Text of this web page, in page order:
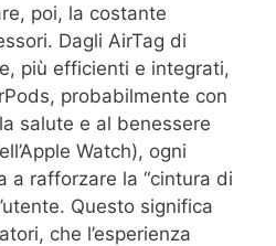
poi, la costante
Dagli AirTag di
più efficienti e integrati,
probabilmente con
salute e al benessere
Watch), ogni
a rafforzare la “cintura di
Questo significa
che l’esperienza